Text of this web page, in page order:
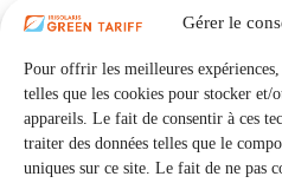
Gérer le
Pour offrir les meilleures
telles que les cookies pour stocker et/
appareils. Le fait de consentir à ces
traiter des données telles que le
uniques sur ce site. Le fait de ne pas